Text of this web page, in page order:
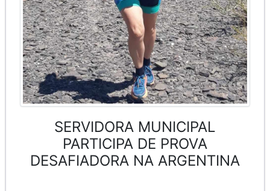
SERVIDORA MUNICIPAL
PARTICIPA DE PROVA
DESAFIADORA NA ARGENTINA